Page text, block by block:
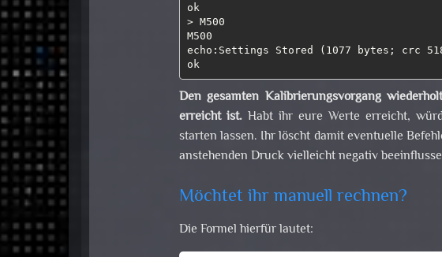
ok
> M500
M500
echo:Settings Stored (1077 bytes; crc
ok
Den gesamten Kalibrierungsvorgang
erreicht ist.Habt ihr eure Werte erreicht,
starten lassen. Ihr löscht damit eventuelle
anstehenden Druck vielleicht negativ
Möchtet ihr manuell rechnen?
Die Formel hierfür lautet: